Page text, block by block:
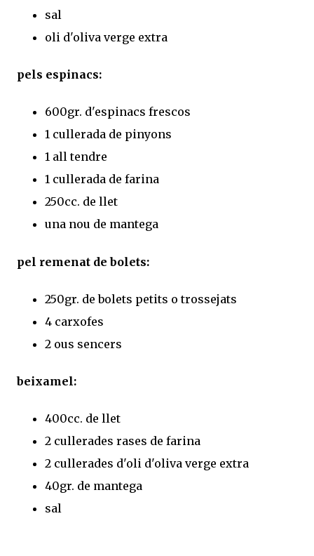
sal
oli d'oliva verge extra
pels espinacs:
600gr. d'espinacs frescos
1 cullerada de pinyons
1 all tendre
1 cullerada de farina
250cc. de llet
una nou de mantega
pel remenat de bolets:
250gr. de bolets petits o trossejats
4 carxofes
2 ous sencers
beixamel:
400cc. de llet
2 cullerades rases de farina
2 cullerades d'oli d'oliva verge extra
40gr. de mantega
sal